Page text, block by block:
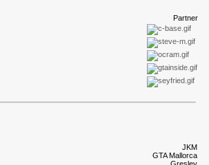
Partner
JKM
GTA Mallorca